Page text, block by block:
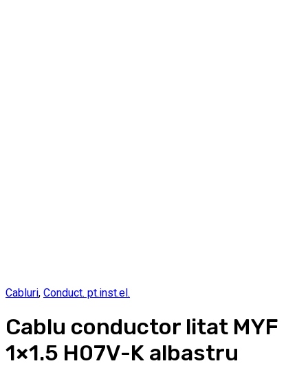
Cabluri, Conduct. pt.inst.el.
Cablu conductor litat MYF
1×1.5 H07V-K albastru